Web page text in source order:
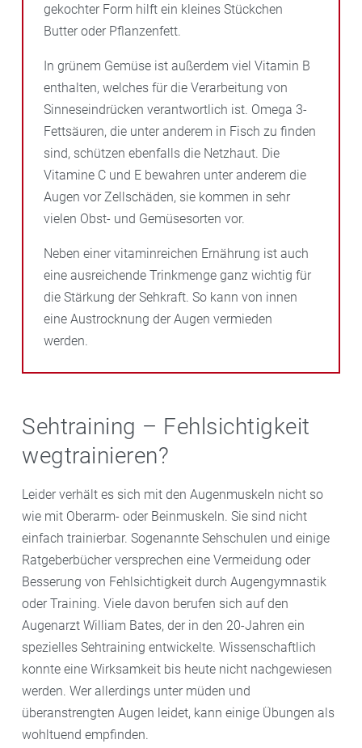
gekochter Form hilft ein kleines Stückchen
Butter oder Pflanzenfett.
In grünem Gemüse ist außerdem viel Vitamin B
enthalten, welches für die Verarbeitung von
Sinneseindrücken verantwortlich ist. Omega 3-
Fettsäuren, die unter anderem in Fisch zu finden
sind, schützen ebenfalls die Netzhaut. Die
Vitamine C und E bewahren unter anderem die
Augen vor Zellschäden, sie kommen in sehr
vielen Obst- und Gemüsesorten vor.
Neben einer vitaminreichen Ernährung ist auch
eine ausreichende Trinkmenge ganz wichtig für
die Stärkung der Sehkraft. So kann von innen
eine Austrocknung der Augen vermieden
werden.
Sehtraining – Fehlsichtigkeit
wegtrainieren?
Leider verhält es sich mit den Augenmuskeln nicht so
wie mit Oberarm- oder Beinmuskeln. Sie sind nicht
einfach trainierbar. Sogenannte Sehschulen und einige
Ratgeberbücher versprechen eine Vermeidung oder
Besserung von Fehlsichtigkeit durch Augengymnastik
oder Training. Viele davon berufen sich auf den
Augenarzt William Bates, der in den 20-Jahren ein
spezielles Sehtraining entwickelte. Wissenschaftlich
konnte eine Wirksamkeit bis heute nicht nachgewiesen
werden. Wer allerdings unter müden und
überanstrengten Augen leidet, kann einige Übungen als
wohltuend empfinden.